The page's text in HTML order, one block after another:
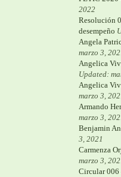
2022
Resolución
desempeño
Angela
marzo 3,
Angelica
Updated:
Angelica
marzo 3,
Armando
marzo 3,
Benjamin
3, 2021
Carmenza
marzo 3,
Circular